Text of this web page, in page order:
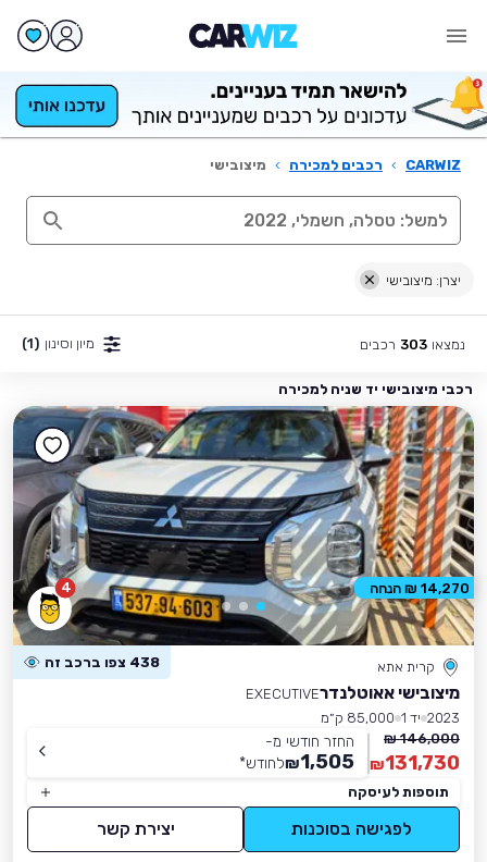
CARWIZ
› רכבים למכירה › מיצובישי
יצרן: מיצובישי
נמצאו 303 רכבים מיון וסינון (1)
רכבי מיצובישי יד שניה למכירה
4
קרית אתא 438 צפו ברכב זה
מיצובישי אאוטלנדרEXECUTIVE
2023 יד 1
85,000 ק״מ
146,000 ₪
131,730
₪
החזר חודשי מ-
1,505
₪לחודש*
תוספות לעיסקה
לפגישה בסוכנות יצירת קשר
14,270 ₪ הנחה